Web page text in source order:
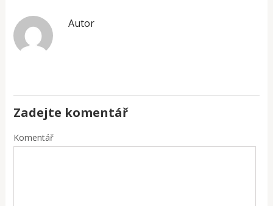
Autor
Zadejte komentář
Komentář